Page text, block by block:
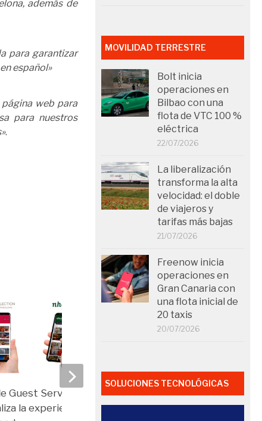
además de
para garantizar
español»
web para
para nuestros
.
Guest Service: NH
la experiencia del
Primera jornada
desplazamientos
MOVILIDAD TERRESTRE
Bolt inicia
operaciones en
Bilbao con una
flota de VTC 100 %
eléctrica
22/07/2026
La liberalización
transforma la alta
velocidad: el doble
de viajeros y
tarifas más bajas
21/07/2026
Freenow inicia
operaciones en
Gran Canaria con
una flota inicial de
20 taxis
20/07/2026
SOLUCIONES TECNOLÓGICAS